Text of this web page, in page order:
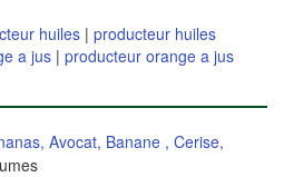
huiles | producteur huiles
a jus | producteur orange a jus
Avocat, Banane , Cerise,